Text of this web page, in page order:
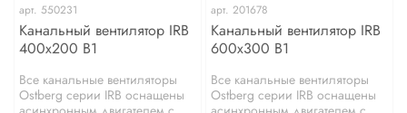
арт. 550231
Канальный вентилятор IRB
400x200 B1
Все канальные вентиляторы
Ostberg серии IRB оснащены
арт. 201678
Канальный вентилятор IRB
600x300 B1
Все канальные вентиляторы
Ostberg серии IRB оснащены